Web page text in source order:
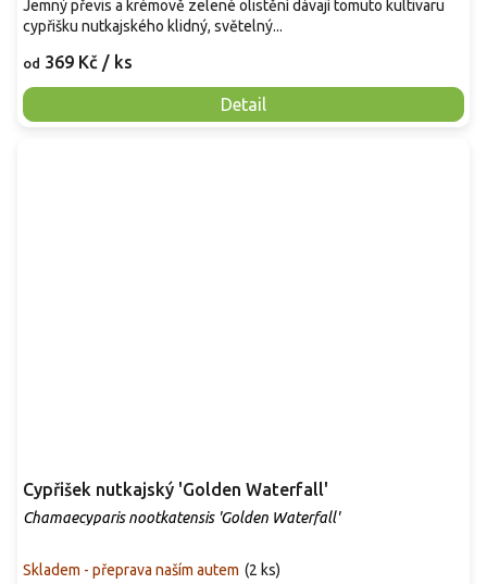
od 369 Kč / ks
Detail
Jemný převis a krémově zelené olistění dávají tomuto kultivaru
cypřišku nutkajského klidný, světelný...
Cypřišek nutkajský 'Golden Waterfall'
Chamaecyparis nootkatensis 'Golden Waterfall'
Skladem - přeprava naším autem (2 ks)